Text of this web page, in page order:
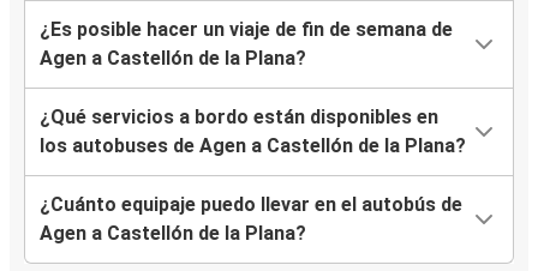
¿Es posible hacer un viaje de fin de semana de
Agen a Castellón de la Plana?
¿Qué servicios a bordo están disponibles en
los autobuses de Agen a Castellón de la Plana?
¿Cuánto equipaje puedo llevar en el autobús de
Agen a Castellón de la Plana?